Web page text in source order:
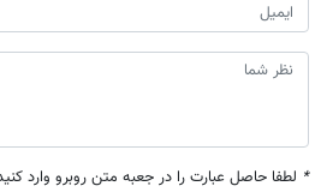
* لطفا حاصل عبارت را در جعبه متن روبرو وارد